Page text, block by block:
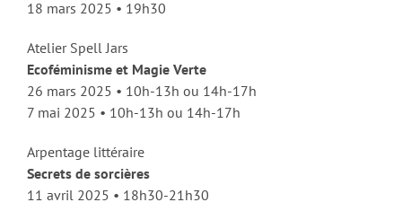
18 mars 2025 • 19h30
Atelier Spell Jars
Ecoféminisme et Magie Verte
26 mars 2025 • 10h-13h ou 14h-17h
7 mai 2025 • 10h-13h ou 14h-17h
Arpentage littéraire
Secrets de sorcières
11 avril 2025 • 18h30-21h30